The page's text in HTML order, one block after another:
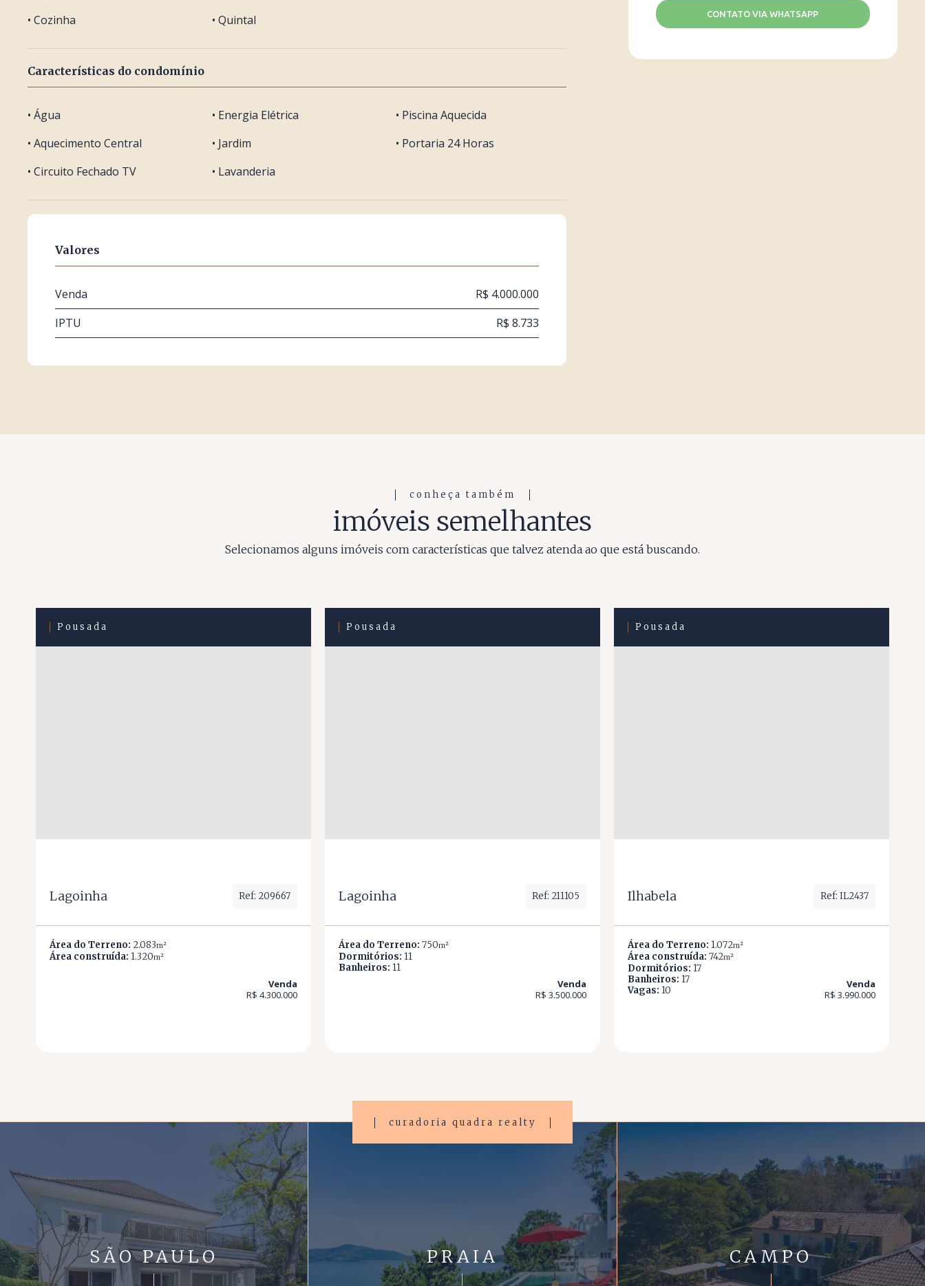
• Cozinha
• Quintal
Características do condomínio
• Água
• Aquecimento Central
• Circuito Fechado TV
• Energia Elétrica
• Jardim
• Lavanderia
• Piscina Aquecida
• Portaria 24 Horas
Valores
Venda
R$ 4.000.000
IPTU
R$ 8.733
CONTATO VIA WHATSAPP
conheça também
imóveis semelhantes
Selecionamos alguns imóveis com características que talvez atenda ao que está buscando.
Pousada
Lagoinha Ref: 209667
Área do Terreno: 2.083m²
Área construída: 1.320m²
Venda
R$ 4.300.000
Pousada
Lagoinha Ref: 211105
Área do Terreno: 750m²
Dormitórios: 11
Banheiros: 11
Venda
R$ 3.500.000
Pousada
Ilhabela Ref: IL2437
Área do Terreno: 1.072m²
Área construída: 742m²
Dormitórios: 17
Banheiros: 17
Vagas: 10
Venda
R$ 3.990.000
curadoria quadra realty
SÃO PAULO PRAIA CAMPO